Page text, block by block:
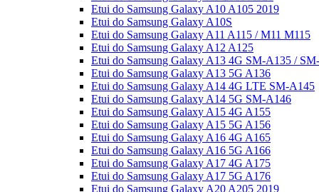
Etui do Samsung Galaxy A10 A105 2019
Etui do Samsung Galaxy A10S
Etui do Samsung Galaxy A11 A115 / M11 M115
Etui do Samsung Galaxy A12 A125
Etui do Samsung Galaxy A13 4G SM-A135 /
Etui do Samsung Galaxy A13 5G A136
Etui do Samsung Galaxy A14 4G LTE SM-A145
Etui do Samsung Galaxy A14 5G SM-A146
Etui do Samsung Galaxy A15 4G A155
Etui do Samsung Galaxy A15 5G A156
Etui do Samsung Galaxy A16 4G A165
Etui do Samsung Galaxy A16 5G A166
Etui do Samsung Galaxy A17 4G A175
Etui do Samsung Galaxy A17 5G A176
Etui do Samsung Galaxy A20 A205 2019